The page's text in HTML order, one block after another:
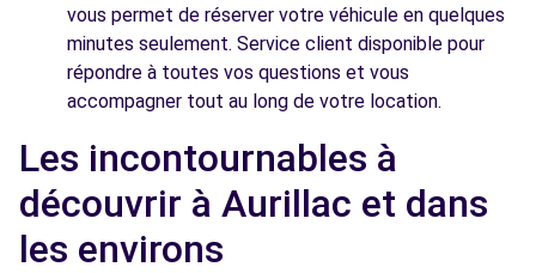
vous permet de réserver votre véhicule en quelques
minutes seulement. Service client disponible pour
répondre à toutes vos questions et vous
accompagner tout au long de votre location.
Les incontournables à
découvrir à Aurillac et dans
les environs